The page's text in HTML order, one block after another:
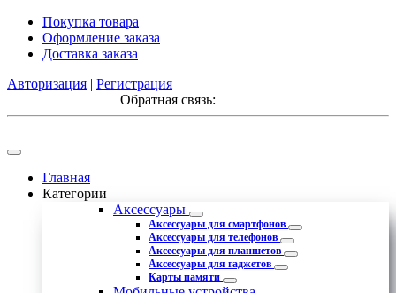
Покупка товара
Оформление заказа
Доставка заказа
Авторизация | Регистрация
Обратная связь:
Главная
Категории
Аксессуары
Аксессуары для смартфонов
Аксессуары для телефонов
Аксессуары для планшетов
Аксессуары для гаджетов
Карты памяти